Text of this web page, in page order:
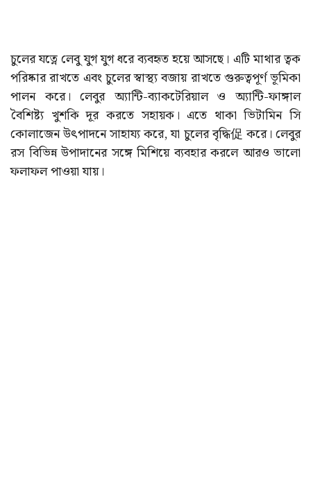
চুলের যত্নে লেবু যুগ যুগ ধরে ব্যবহৃত হয়ে আসছে। এটি মাথার ত্বক
পরিষ্কার রাখতে এবং চুলের স্বাস্থ্য বজায় রাখতে গুরুত্বপূর্ণ ভূমিকা
পালন করে। লেবুর অ্যান্টি-ব্যাকটেরিয়াল ও অ্যান্টি-ফাঙ্গাল
বৈশিষ্ট্য খুশকি দূর করতে সহায়ক। এতে থাকা ভিটামিন সি
কোলাজেন উৎপাদনে সাহায্য করে, যা চুলের বৃদ্ধি促 করে। লেবুর
রস বিভিন্ন উপাদানের সঙ্গে মিশিয়ে ব্যবহার করলে আরও ভালো
ফলাফল পাওয়া যায়।